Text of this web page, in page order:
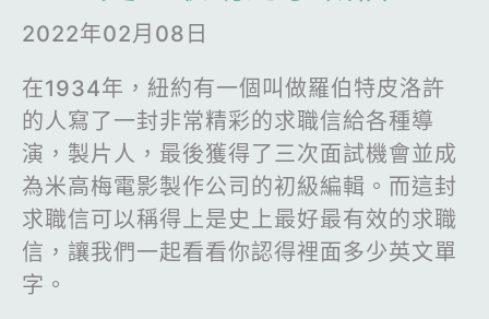
2022年02月08日
在1934年，紐約有一個叫做羅伯特皮洛許
的人寫了一封非常精彩的求職信給各種導
演，製片人，最後獲得了三次面試機會並成
為米高梅電影製作公司的初級編輯。而這封
求職信可以稱得上是史上最好最有效的求職
信，讓我們一起看看你認得裡面多少英文單
字。